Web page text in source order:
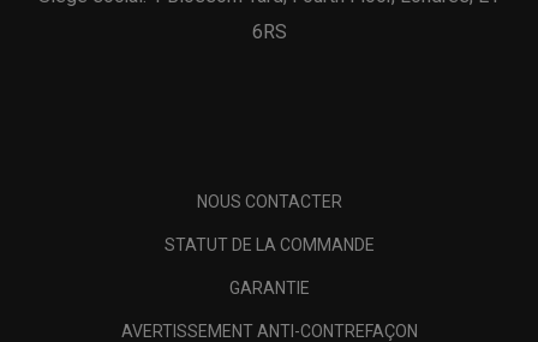
6RS
NOUS CONTACTER
STATUT DE LA COMMANDE
GARANTIE
AVERTISSEMENT ANTI-CONTREFAÇON